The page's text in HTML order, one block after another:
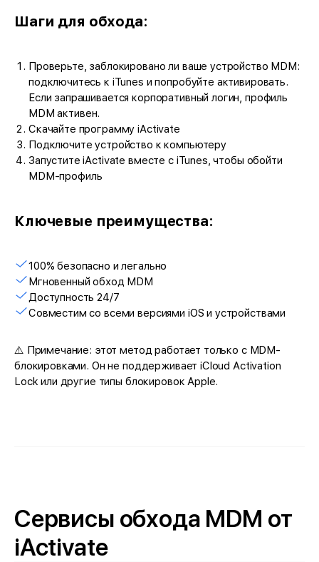
Шаги для обхода:
Проверьте, заблокировано ли ваше устройство MDM:
подключитесь к iTunes и попробуйте активировать.
Если запрашивается корпоративный логин, профиль
MDM активен.
Скачайте программу iActivate
Подключите устройство к компьютеру
Запустите iActivate вместе с iTunes, чтобы обойти
MDM-профиль
Ключевые преимущества:
100% безопасно и легально
Мгновенный обход MDM
Доступность 24/7
Совместим со всеми версиями iOS и устройствами
⚠️ Примечание: этот метод работает только с MDM-
блокировками. Он не поддерживает iCloud Activation
Lock или другие типы блокировок Apple.
Сервисы обхода MDM от
iActivate